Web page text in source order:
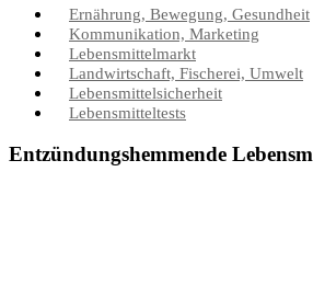
Ernährung, Bewegung, Gesundheit
Kommunikation, Marketing
Lebensmittelmarkt
Landwirtschaft, Fischerei, Umwelt
Lebensmittelsicherheit
Lebensmitteltests
Entzündungshemmende